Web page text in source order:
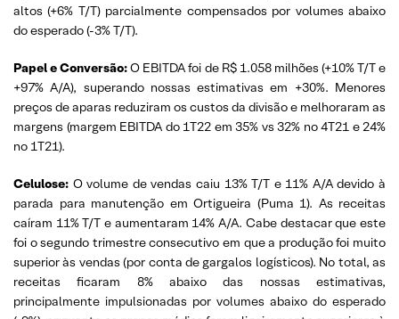
altos (+6% T/T) parcialmente compensados por volumes abaixo
do esperado (-3% T/T).
Papel e Conversão:O EBITDA foi de R$ 1.058 milhões (+10% T/T e
+97% A/A), superando nossas estimativas em +30%. Menores
preços de aparas reduziram os custos da divisão e melhoraram as
margens (margem EBITDA do 1T22 em 35% vs 32% no 4T21 e 24%
no 1T21).
Celulose: O volume de vendas caiu 13% T/T e 11% A/A devido à
parada para manutenção em Ortigueira (Puma 1). As receitas
caíram 11% T/T e aumentaram 14% A/A. Cabe destacar que este
foi o segundo trimestre consecutivo em que a produção foi muito
superior às vendas (por conta de gargalos logísticos). No total, as
receitas ficaram 8% abaixo das nossas estimativas,
principalmente impulsionadas por volumes abaixo do esperado